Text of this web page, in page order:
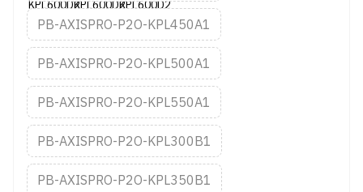
PB-AXISPRO-P2O-KPL450A1
PB-AXISPRO-P2O-KPL500A1
PB-AXISPRO-P2O-KPL550A1
PB-AXISPRO-P2O-KPL300B1
PB-AXISPRO-P2O-KPL350B1